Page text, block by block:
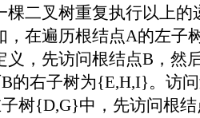
棵二叉树重复执行以上
，在遍历根结点A的左子
义，先访问根结点B，然
的右子树为{E,H,I}。访
树{D,G}中，先访问根